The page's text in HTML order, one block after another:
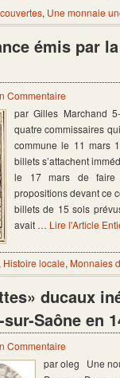
, Une monnaie
émis par
Commentaire
par Gilles Marchand
quatre commissaires
commune le 11 mars
billets s’attachent
le 17 mars de faire
propositions devant ce
billets de 15 sols
avait … Lire l'Article
Histoire locale, Monnaies
ducaux
Saône en
Commentaire
par oleg Une